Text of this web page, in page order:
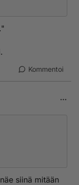
ole tullut
tajuamaan.
muniin.
Kommentoi
siinä mitään